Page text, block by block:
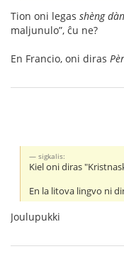
Tion oni legas shèng
maljunulo”, ĉu ne?
En Francio, oni diras
sigkalis:
Kiel oni diras
En la litova lingvo ni
Joulupukki